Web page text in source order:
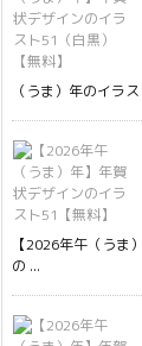
（うま）年のイラ
【2026年午（うま
の ...